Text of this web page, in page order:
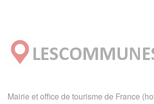
Mairie et office de tourisme de France